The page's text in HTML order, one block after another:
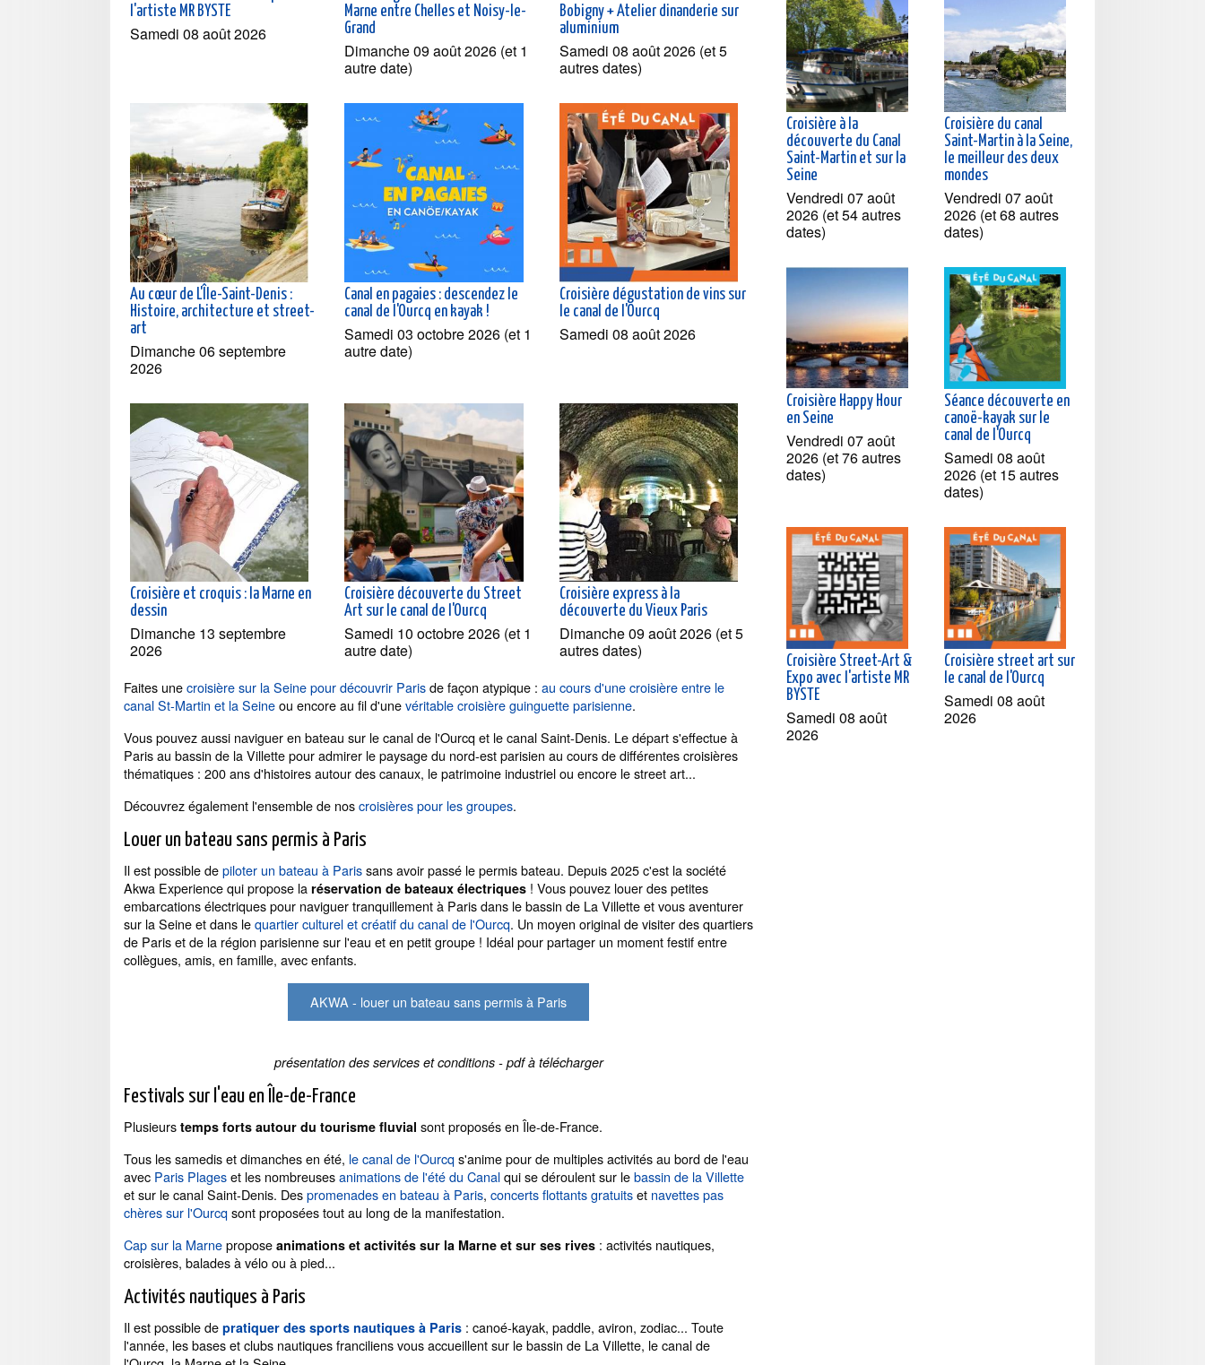
l'artiste MR BYSTE
Samedi 08 août 2026
Marne entre Chelles et Noisy-le-
Grand
Dimanche 09 août 2026 (et 1
autre date)
Bobigny + Atelier dinanderie sur
aluminium
Samedi 08 août 2026 (et 5
autres dates)
Au cœur de L'Île-Saint-Denis :
Histoire, architecture et street-
art
Dimanche 06 septembre
2026
Canal en pagaies : descendez le
canal de l'Ourcq en kayak !
Samedi 03 octobre 2026 (et 1
autre date)
Croisière dégustation de vins sur
le canal de l'Ourcq
Samedi 08 août 2026
Croisière et croquis : la Marne en
dessin
Dimanche 13 septembre
2026
Croisière découverte du Street
Art sur le canal de l'Ourcq
Samedi 10 octobre 2026 (et 1
autre date)
Croisière express à la
découverte du Vieux Paris
Dimanche 09 août 2026 (et 5
autres dates)
Faites unecroisière sur la Seine pour découvrir Parisde façon atypique : au cours d'une croisière entre le
canal St-Martin et la Seineou encore au fil d'unevéritable croisière guinguette parisienne.
Vous pouvez aussi naviguer en bateau sur le canal de l'Ourcq et le canal Saint-Denis. Le départ s'effectue à
Paris au bassin de la Villette pour admirer le paysage du nord-est parisien au cours de différentes croisières
thématiques : 200 ans d'histoires autour des canaux, le patrimoine industriel ou encore le street art...
Découvrez également l'ensemble de noscroisières pour les groupes.
Louer un bateau sans permis à Paris
Il est possible depiloter un bateau à Parissans avoir passé le permis bateau. Depuis 2025 c'est la société
Akwa Experience qui propose la réservation de bateaux électriques ! Vous pouvez louer des petites
embarcations électriques pour naviguer tranquillement à Paris dans le bassin de La Villette et vous aventurer
sur la Seine et dans lequartier culturel et créatif du canal de l'Ourcq. Un moyen original de visiter des quartiers
de Paris et de la région parisienne sur l'eau et en petit groupe ! Idéal pour partager un moment festif entre
collègues, amis, en famille, avec enfants.
AKWA - louer un bateau sans permis à Paris
présentation des services et conditions - pdf à télécharger
Festivals sur l'eau en Île-de-France
Plusieurs temps forts autour du tourisme fluvial sont proposés en Île-de-France.
Tous les samedis et dimanches en été, le canal de l'Ourcqs'anime pour de multiples activités au bord de l'eau
avec Paris Plageset les nombreusesanimations de l'été du Canalqui se déroulent sur lebassin de la Villette
et sur le canal Saint-Denis. Despromenades en bateau à Paris, concerts flottants gratuitset navettes pas
chères sur l'Ourcqsont proposées tout au long de la manifestation.
Cap sur la Marnepropose animations et activités sur la Marne et sur ses rives : activités nautiques,
croisières, balades à vélo ou à pied...
Activités nautiques à Paris
Il est possible de pratiquer des sports nautiques à Paris : canoé-kayak, paddle, aviron, zodiac... Toute
l'année, les bases et clubs nautiques franciliens vous accueillent sur le bassin de La Villette, le canal de
Croisière à la
découverte du Canal
Saint-Martin et sur la
Seine
Vendredi 07 août
2026 (et 54 autres
dates)
Croisière du canal
Saint-Martin à la Seine,
le meilleur des deux
mondes
Vendredi 07 août
2026 (et 68 autres
dates)
Croisière Happy Hour
en Seine
Vendredi 07 août
2026 (et 76 autres
dates)
Séance découverte en
canoë-kayak sur le
canal de l'Ourcq
Samedi 08 août
2026 (et 15 autres
dates)
Croisière Street-Art &
Expo avec l'artiste MR
BYSTE
Samedi 08 août
2026
Croisière street art sur
le canal de l'Ourcq
Samedi 08 août
2026